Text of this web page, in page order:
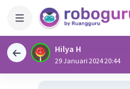
Hilya H
29 Januari 2024 20:44